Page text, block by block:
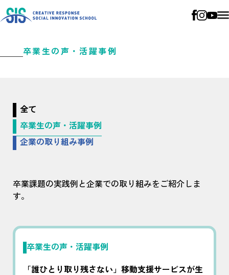
卒業生の声・活躍事例
全て
卒業生の声・活躍事例
企業の取り組み事例
卒業課題の実践例と企業での取り組みをご紹介しま
す。
卒業生の声・活躍事例
「誰ひとり取り残さない」移動支援サービスが生